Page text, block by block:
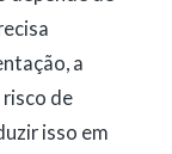
a
de
isso em